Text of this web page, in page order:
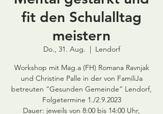
fit den Schulalltag
meistern
Do., 31. Aug.
  |
Lendorf
Workshop mit Mag.a (FH) Romana Ravnjak
und Christine Palle in der von FamiliJa
betreuten “Gesunden Gemeinde” Lendorf,
Folgetermine 1./2.9.2023
Dauer: jeweils von 8:00 bis 14:00 Uhr,